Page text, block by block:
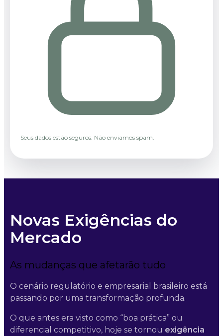
Seus dados estão seguros. Não enviamos spam.
Novas Exigências do
Mercado
As mudanças que afetarão tudo
O cenário regulatório e empresarial brasileiro está
passando por uma transformação profunda.
O que antes era visto como “boa prática” ou
diferencial competitivo, hoje se tornou exigência